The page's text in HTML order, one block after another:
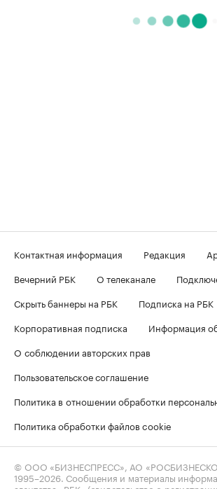
Контактная информация Редакция
Вечерний РБК
О телеканале
Скрыть баннеры на РБК
Подписка на РБК
Корпоративная подписка
Информация
О соблюдении авторских прав
Пользовательское соглашение
Политика в отношении обработки
Политика обработки файлов cookie
© ООО «БИЗНЕСПРЕСС», АО
1995–2026 . Сообщения и материалы